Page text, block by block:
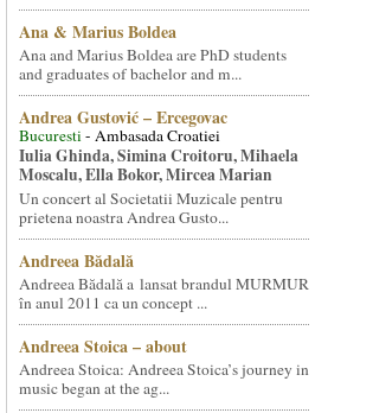
Ana & Marius Boldea
Ana and Marius Boldea are PhD students
and graduates of bachelor and m...
Andrea Gustović – Ercegovac
Bucuresti- Ambasada Croatiei
Iulia Ghinda, Simina Croitoru, Mihaela
Moscalu, Ella Bokor, Mircea Marian
Un concert al Societatii Muzicale pentru
prietena noastra Andrea Gusto...
Andreea Bădală
Andreea Bădală a lansat brandul MURMUR
în anul 2011 ca un concept ...
Andreea Stoica – about
Andreea Stoica: Andreea Stoica’s journey in
music began at the ag...